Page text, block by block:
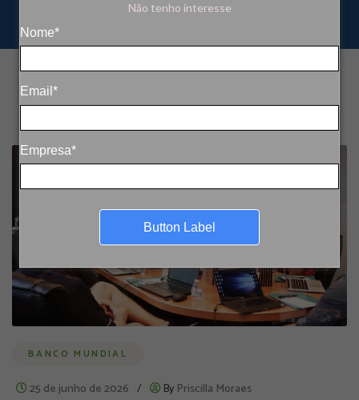
Não tenho interesse
Nome*
Email*
Empresa*
Button Label
BANCO MUNDIAL
25 de junho de 2026 / By Priscilla Moraes